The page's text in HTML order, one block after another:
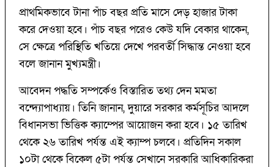
প্রাথমিকভাবে টানা পাঁচ বছর প্রতি মাসে দেড় হাজার টাকা
করে দেওয়া হবে। পাঁচ বছর পরেও কেউ যদি বেকার থাকেন,
সে ক্ষেত্রে পরিস্থিতি খতিয়ে দেখে পরবর্তী সিদ্ধান্ত নেওয়া হবে
বলে জানান মুখ্যমন্ত্রী।
আবেদন পদ্ধতি সম্পর্কেও বিস্তারিত তথ্য দেন মমতা
বন্দ্যোপাধ্যায়। তিনি জানান, দুয়ারে সরকার কর্মসূচির আদলে
বিধানসভা ভিত্তিক ক্যাম্পের আয়োজন করা হবে। ১৫ তারিখ
থেকে ২৬ তারিখ পর্যন্ত এই ক্যাম্প চলবে। প্রতিদিন সকাল
১০টা থেকে বিকেল ৫টা পর্যন্ত সেখানে সরকারি আধিকারিকরা